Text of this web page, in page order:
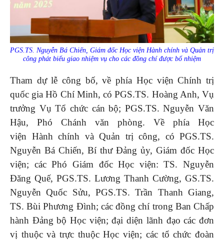
PGS.TS. Nguyễn Bá Chiến, Giám đốc Học viện Hành chính và Quản trị
công phát biểu giao nhiệm vụ cho các đồng chí được bổ nhiệm
Tham dự lễ công bố, về phía Học viện Chính trị
quốc gia Hồ Chí Minh, có PGS.TS. Hoàng Anh, Vụ
trưởng Vụ Tổ chức cán bộ; PGS.TS. Nguyễn Văn
Hậu, Phó Chánh văn phòng. Về phía Học
viện Hành chính và Quản trị công, có PGS.TS.
Nguyễn Bá Chiến, Bí thư Đảng ủy, Giám đốc Học
viện; các Phó Giám đốc Học viện: TS. Nguyễn
Đăng Quế, PGS.TS. Lương Thanh Cường, GS.TS.
Nguyễn Quốc Sửu, PGS.TS. Trần Thanh Giang,
TS. Bùi Phương Đình; các đồng chí trong Ban Chấp
hành Đảng bộ Học viện; đại diện lãnh đạo các đơn
vị thuộc và trực thuộc Học viện; các tổ chức đoàn